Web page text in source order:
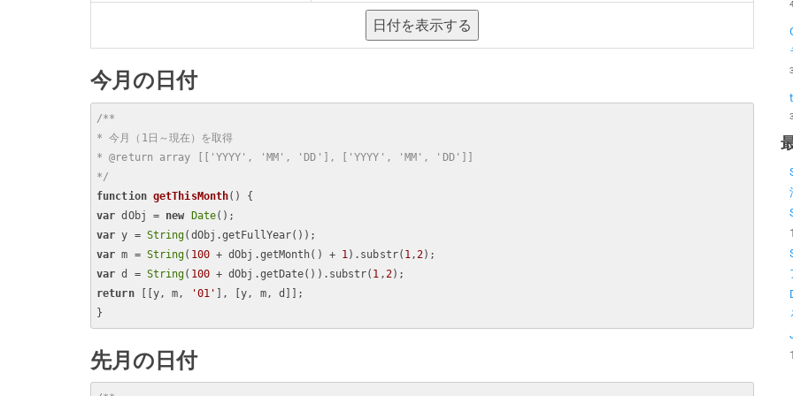
今月の日付
/**
* 今月（1日～現在）を取得
* @return array [['YYYY', 'MM', 'DD'], ['YYYY', 'MM', 'DD']]
*/
function getThisMonth( )
var dObj = new Date
var y = String
var m = String( 100 + dObj.getMonth() + 1).substr( 1,2
var d = String( 100 + dObj.getDate()).substr( 1 ,2
return [[y, m, '01'
], [y, m, d]];
先月の日付